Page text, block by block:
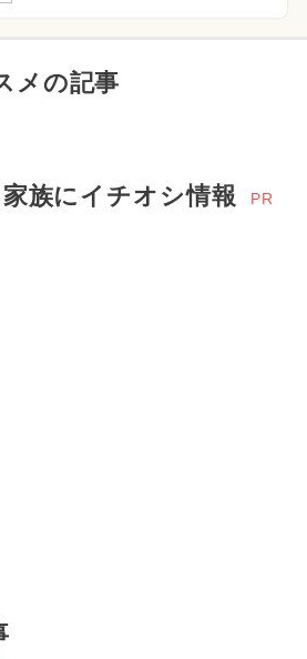
メの記事
族にイチオシ情報 PR